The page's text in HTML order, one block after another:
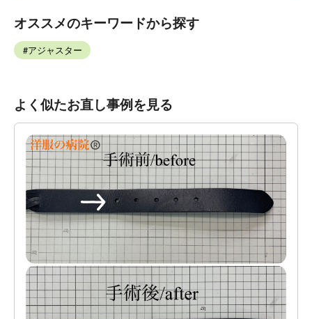
オススメのキーワードから探す
アジャスター
よく似たお直し事例を見る